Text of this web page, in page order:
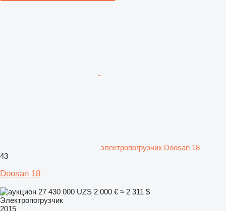
электропогрузчик Doosan 18
43
Doosan 18
27 430 000 UZS 2 000 € ≈ 2 311 $
Электропогрузчик
2015